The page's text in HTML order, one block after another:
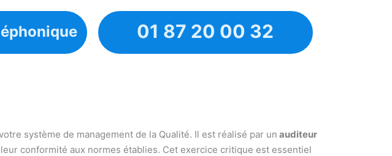
01 87 20 00 32
système de management de la Qualité. Il est réalisé par un auditeur
conformité aux normes établies. Cet exercice critique est essentiel